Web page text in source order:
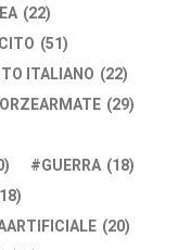
(22)
(51)
ITALIANO (22)
(29)
GUERRA (18)
(20)